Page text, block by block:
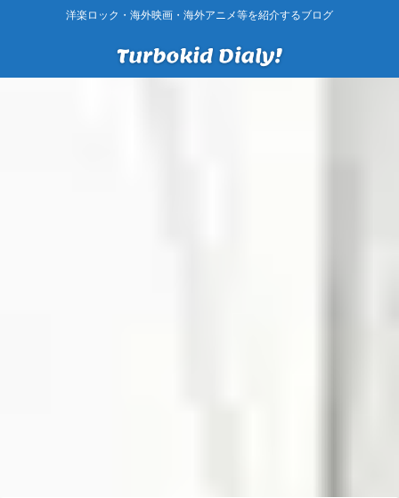
洋楽ロック・海外映画・海外アニメ等を紹介するブログ